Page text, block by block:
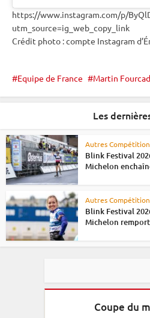
https://www.instagram.com/p/
utm_source=ig_web_copy_link
Crédit photo : compte Instagram
Equipe de France Martin
Les
Autres
Blink Festival
Michelon
Autres
Blink Festival
Michelon
Coupe du